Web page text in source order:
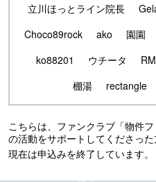
立川ほっとライン院長
Choco89rock
ako 園園
ko88201
ウチータ RM
棚湯
rectangle
こちらは、ファンクラブ「物件
の活動をサポートしてくださった
現在は申込みを終了しています。